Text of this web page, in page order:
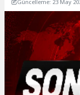
Güncelleme: 23 May